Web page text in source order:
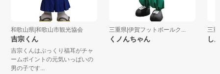
和歌山県|和歌山市観光協会
吉宗くん
吉宗くんはぷっくり福耳がチャ
ームポイントの元気いっぱいの
男の子です...
三重県|伊賀フットボールク...
くノんちゃん
三重県|
しん坊